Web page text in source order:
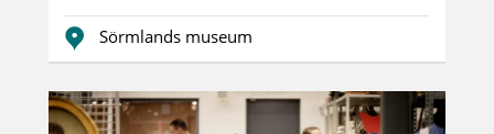
Sörmlands museum